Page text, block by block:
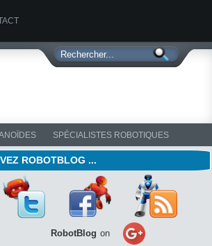
SPÉCIALISTES ROBOTIQUES
ROBOTBLOG ...
RobotBlog on